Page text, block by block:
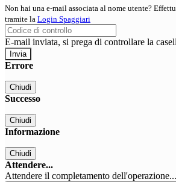
Non hai una e-mail associata al nome utente?
tramite la Login Spaggiari
E-mail inviata, si prega di controllare la
Errore
Chiudi
Successo
Chiudi
Informazione
Chiudi
Attendere...
Attendere il completamento dell'operazione...